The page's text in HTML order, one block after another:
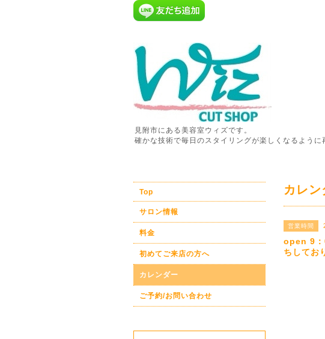
見附市にある美容室ウィズです。
確かな技術で毎日のスタイリングが楽しくなるよう
カレン
営業時間
open 9
ちして
Top
サロン情報
料金
初めてご来店の方へ
カレンダー
ご予約/お問い合わせ